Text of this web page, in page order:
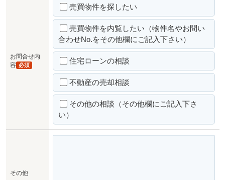
お問合せ内
容 必須
売買物件を探したい
売買物件を内覧したい（物件名やお問い
合わせNo.をその他欄にご記入下さい）
住宅ローンの相談
不動産の売却相談
その他の相談（その他欄にご記入下さ
い）
その他